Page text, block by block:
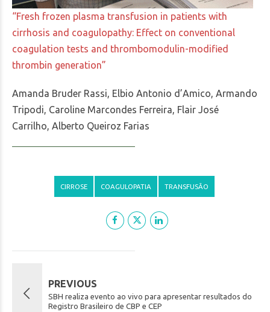
“Fresh frozen plasma transfusion in patients with
cirrhosis and coagulopathy: Effect on conventional
coagulation tests and thrombomodulin-modified
thrombin generation”
Amanda Bruder Rassi, Elbio Antonio d’Amico, Armando
Tripodi, Caroline Marcondes Ferreira, Flair José
Carrilho, Alberto Queiroz Farias
CIRROSE COAGULOPATIA TRANSFUSÃO
PREVIOUS
SBH realiza evento ao vivo para apresentar resultados do
Registro Brasileiro de CBP e CEP